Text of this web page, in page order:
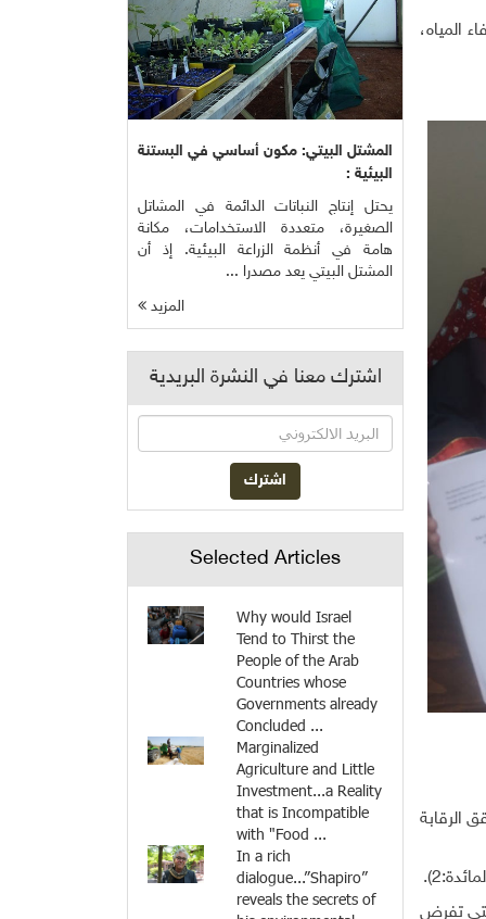
المياه،
الرقابة
تفرض
المشتل البيتي: مكون أساسي في البستنة
البيئية :
يحتل إنتاج النباتات الدائمة في المشاتل
الصغيرة، متعددة الاستخدامات، مكانة
هامة في أنظمة الزراعة البيئية. إذ أن
المشتل البيتي يعد مصدرا ...
المزيد
اشترك معنا في النشرة البريدية
Selected Articles
Why would Israel
Tend to Thirst the
People of the Arab
Countries whose
Governments already
Concluded ...
Marginalized
Agriculture and Little
Investment...a Reality
that is Incompatible
with "Food ...
In a rich
dialogue...”Shapiro”
reveals the secrets of